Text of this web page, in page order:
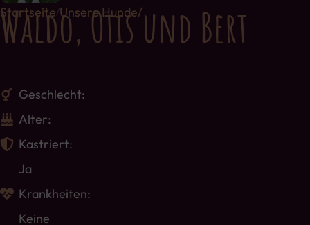
Startseite/Unsere Hunde/
Waldo, Otis und Bert
Geschlecht:
Alter:
Kastriert:
Ja
Krankheiten:
Keine